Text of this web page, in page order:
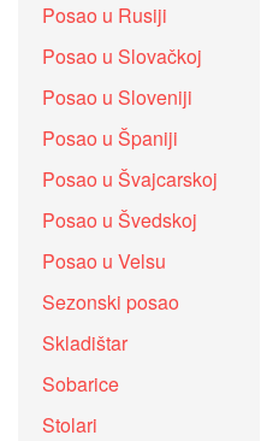
Posao u Rusiji
Posao u Slovačkoj
Posao u Sloveniji
Posao u Španiji
Posao u Švajcarskoj
Posao u Švedskoj
Posao u Velsu
Sezonski posao
Skladištar
Sobarice
Stolari